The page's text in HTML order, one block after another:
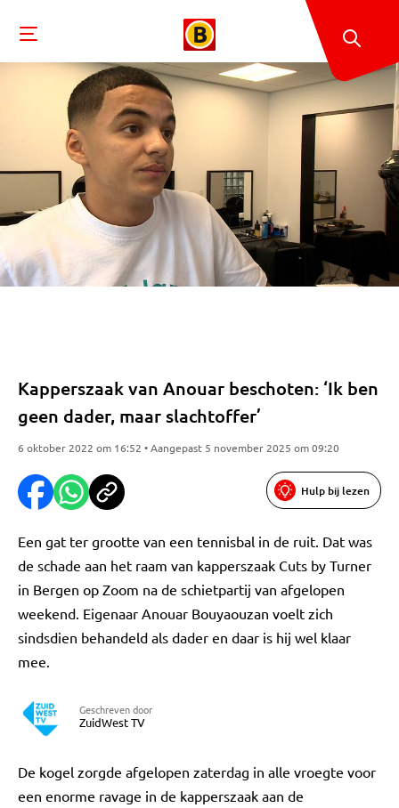
Kapperszaak van Anouar beschoten: ‘Ik ben
geen dader, maar slachtoffer’
6 oktober 2022 om 16:52 • Aangepast 5 november 2025 om 09:20
Hulp bij lezen
Een gat ter grootte van een tennisbal in de ruit. Dat was
de schade aan het raam van kapperszaak Cuts by Turner
in Bergen op Zoom na de schietpartij van afgelopen
weekend. Eigenaar Anouar Bouyaouzan voelt zich
sindsdien behandeld als dader en daar is hij wel klaar
mee.
Geschreven door
ZuidWest TV
De kogel zorgde afgelopen zaterdag in alle vroegte voor
een enorme ravage in de kapperszaak aan de